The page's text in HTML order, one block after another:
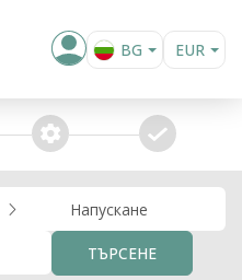
BG
EUR
extra_services confirm
Напускане
ТЪРСЕНЕ